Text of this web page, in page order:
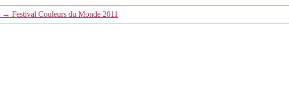
→ Festival Couleurs du Monde 2011